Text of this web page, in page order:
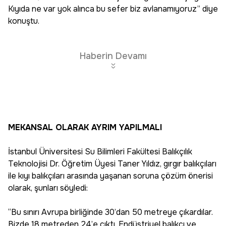
Kıyıda ne var yok alınca bu sefer biz avlanamıyoruz” diye
konuştu.
Haberin Devamı
MEKANSAL OLARAK AYRIM YAPILMALI
İstanbul Üniversitesi Su Bilimleri Fakültesi Balıkçılık
Teknolojisi Dr. Öğretim Üyesi Taner Yıldız, gırgır balıkçıları
ile kıyı balıkçıları arasında yaşanan soruna çözüm önerisi
olarak, şunları söyledi:
“Bu sınırı Avrupa birliğinde 30’dan 50 metreye çıkardılar.